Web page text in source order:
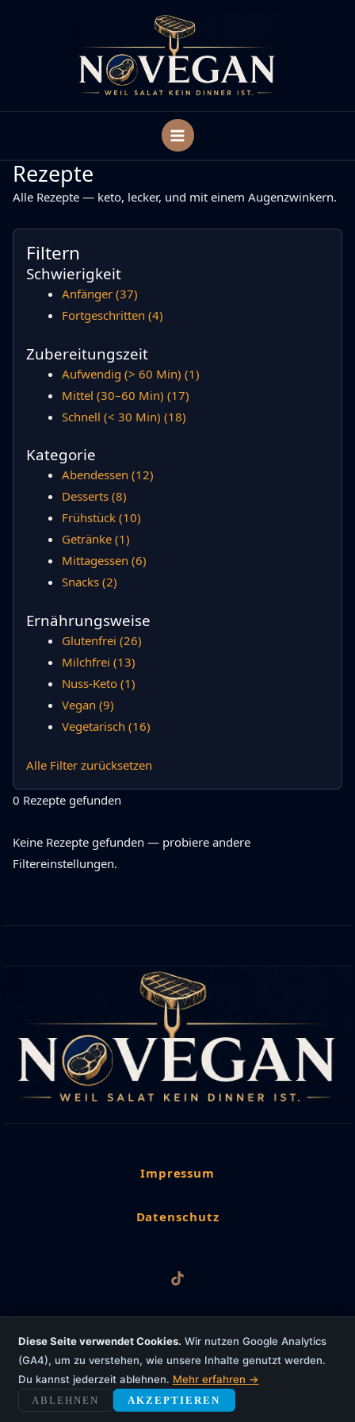
Rezepte
Alle Rezepte — keto, lecker, und mit einem Augenzwinkern.
Filtern
Schwierigkeit
Anfänger (37)
Fortgeschritten (4)
Zubereitungszeit
Aufwendig (> 60 Min) (1)
Mittel (30–60 Min) (17)
Schnell (< 30 Min) (18)
Kategorie
Abendessen (12)
Desserts (8)
Frühstück (10)
Getränke (1)
Mittagessen (6)
Snacks (2)
Ernährungsweise
Glutenfrei (26)
Milchfrei (13)
Nuss-Keto (1)
Vegan (9)
Vegetarisch (16)
Alle Filter zurücksetzen
0 Rezepte gefunden
Keine Rezepte gefunden — probiere andere
Filtereinstellungen.
Impressum
Datenschutz
Copyright © 2026 NoVegan
Powered by worldwideweb4u
Diese Seite verwendet Cookies. Wir nutzen Google Analytics
(GA4), um zu verstehen, wie unsere Inhalte genutzt werden.
Du kannst jederzeit ablehnen. Mehr erfahren →
ABLEHNEN AKZEPTIEREN